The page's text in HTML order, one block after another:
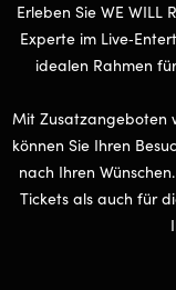
Erleben Sie WE WILL
Experte im
idealen Rahmen
Mit Zusatzangeboten
können Sie Ihren
nach Ihren
Tickets als auch für